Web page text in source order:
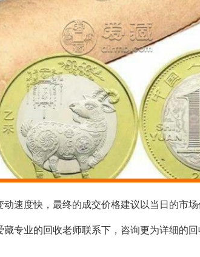
度快，最终的成交价格建议以当日的市场
业的回收老师联系下，咨询更为详细的回